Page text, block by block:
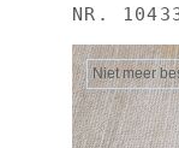
NR.
Niet meer